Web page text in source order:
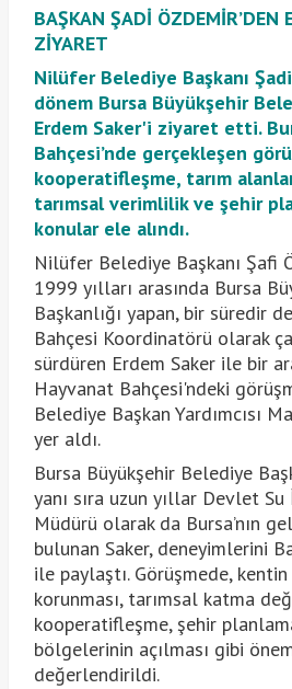
BAŞKAN ŞADİ ÖZDEMİR’DEN
ZİYARET
Nilüfer Belediye Başkanı
dönem Bursa Büyükşehir
Erdem Saker'i ziyaret etti.
Bahçesi’nde gerçekleşen
kooperatifleşme, tarım
tarımsal verimlilik ve şehir
konular ele alındı.
Nilüfer Belediye Başkanı Şafi
1999 yılları arasında Bursa
Başkanlığı yapan, bir süredir
Bahçesi Koordinatörü olarak
sürdüren Erdem Saker ile bir
Hayvanat Bahçesi'ndeki
Belediye Başkan Yardımcısı
yer aldı.
Bursa Büyükşehir Belediye
yanı sıra uzun yıllar Devlet
Müdürü olarak da Bursa’nın
bulunan Saker, deneyimlerini
ile paylaştı. Görüşmede, kentin
korunması, tarımsal katma
kooperatifleşme, şehir
bölgelerinin açılması gibi
değerlendirildi.